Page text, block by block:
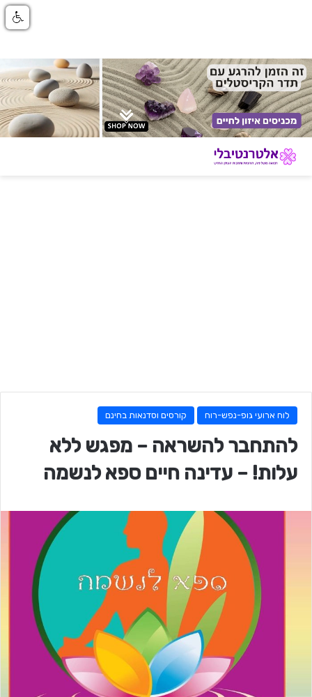
לוח ארועי גופ-נפש-רוח קורסים וסדנאות בחינם
להתחבר להשראה – מפגש ללא
עלות! – עדינה חיים ספא לנשמה